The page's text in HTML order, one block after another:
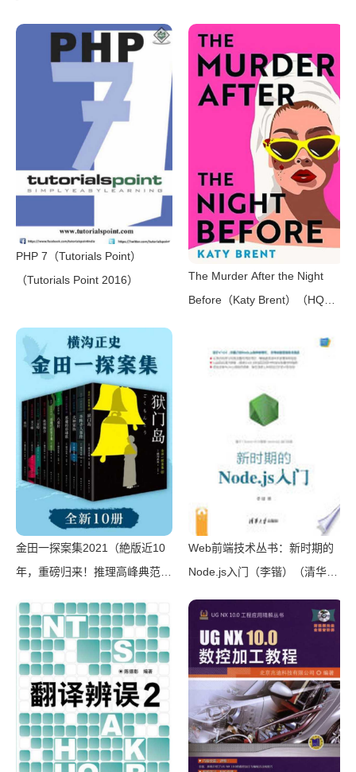
PHP 7（Tutorials Point）
（Tutorials Point 2016）
The Murder After the Night
Before（Katy Brent）（HQ
金田一探案集2021（絶版近10
年，重磅归来！推理高峰典范，
骇悬念+诡秘人性，入坑推理佳
选，一套10本过足瘾！精美和
风装帧，日本系列销量超5500
万册）（横沟正史）（壹页科技
2021）
Web前端技术丛书：新时期的
Node.js入门（李锴）（清华大